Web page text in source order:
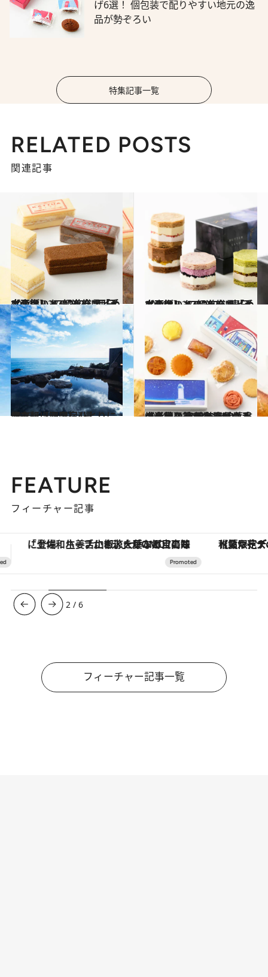
げ6選！ 個包装で配りやすい地元の逸
品が勢ぞろい
特集記事一覧
RELATED POSTS
関連記事
2024.12.27
【画像】 47都道府県「手土産グルメ」2025 “西日本の旨いもの”を総まとめ
グルメ 2024.12.27
【画像】 47都道府県「手土産グルメ」2025 “東日本の旨いもの”を総まとめ
グルメ
2025.1.2
保存版【四国】ひとりにやさしい温泉宿4選
旅＆お出かけ 2024.12.31
【近畿】47都道府県の手土産リスト2025｜絵葉書のような箱がかわいい！ 焼き菓子詰め合わせも《各地の逸品21選》
グルメ
FEATURE
フィーチャー記事
【夏限定ディナーコース】旬を迎える稚鮎や花ズッキーニなどをイタリア・トスカーナの郷土料理の手法で満喫！ 【銀座で出合う最旬美容】美髪ケアや上質
3 /6
フィーチャー記事一覧